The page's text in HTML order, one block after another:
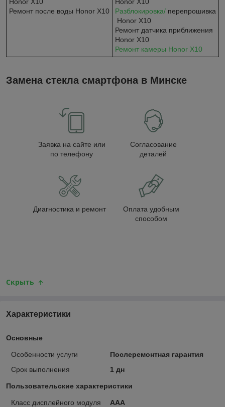
Ремонт после воды Honor X10
Разблокировка/ перепрошивка
Honor X10
Ремонт датчика приближения
Honor X10​​​​​​​
Ремонт камеры Honor X10
Замена стекла смартфона в Минске
Заявка на сайте или
по телефону
Согласование
деталей
Диагностика и ремонт
Оплата удобным
способом
Скрыть
Характеристики
Основные
Особенности услуги
Послеремонтная гарантия
Срок выполнения
1 дн
Пользовательские характеристики
Класс дисплейного модуля
ААА